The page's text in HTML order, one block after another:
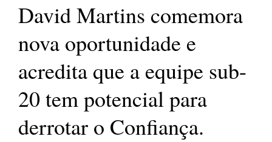
David Martins comemora
nova oportunidade e
acredita que a equipe sub-
20 tem potencial para
derrotar o Confiança.